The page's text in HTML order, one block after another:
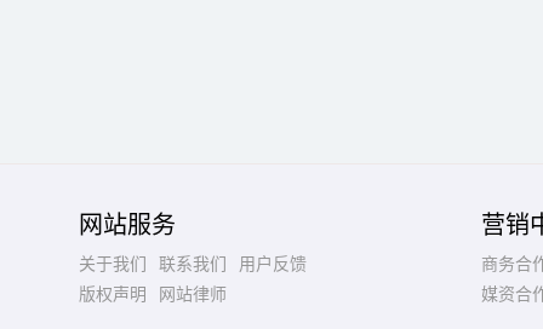
网站服务
关于我们 联系我们
用户反馈
版权声明
网站律师
营销
商务合
媒资合